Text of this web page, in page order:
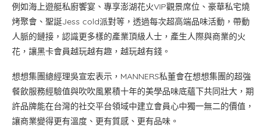
例如海上遊艇私廚饗宴、專享澎湖花火VIP觀景席位、豪華私宅燒
烤聚會、聖誕Jess cold派對等，透過每次超高端品味活動，帶動
人脈的鏈接，認識更多樣的產業頂級人士，產生人際與商業的火
花，讓黑卡會員越玩越有趣，越玩越有錢。
想想集團總經理吳宣宏表示，MANNERS私董會在想想集團的超強
餐飲服務經驗值與吹吹風累積十年的美學品味底蘊下共同壯大，期
許品牌能在台灣的社交平台領域中建立會員心中獨一無二的價值，
讓商業變得更有溫度、更有質感、更有品味。